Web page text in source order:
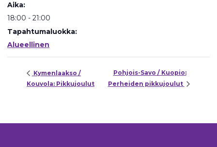
Aika:
18:00 - 21:00
Tapahtumaluokka:
Alueellinen
Kymenlaakso /
Kouvola: Pikkujoulut
Pohjois-Savo / Kuopio:
Perheiden pikkujoulut